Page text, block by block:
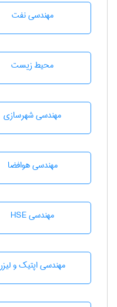
مهندسی نفت
محيط زيست
مهندسی شهرسازی
مهندسی هوافضا
مهندسی HSE
مهندسی اپتیک و لیزر